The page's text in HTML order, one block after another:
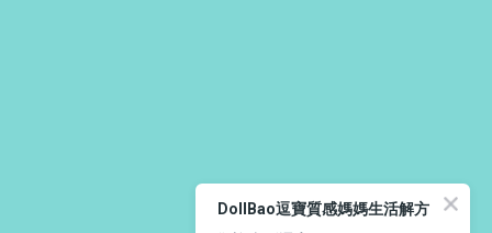
DollBao逗寶質感媽媽生活解方